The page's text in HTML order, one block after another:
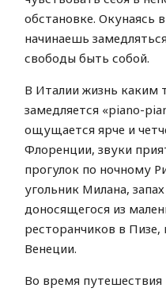
обстановке. Окунаясь
начинаешь
свободы быть собой.
В Италии жизнь каким
замедляется «piano-
ощущается ярче и
Флоренции, звуки
прогулок по ночному
угольник Милана,
доносящегося из
ресторанчиков в Пизе,
Венеции.
Во время путешествия